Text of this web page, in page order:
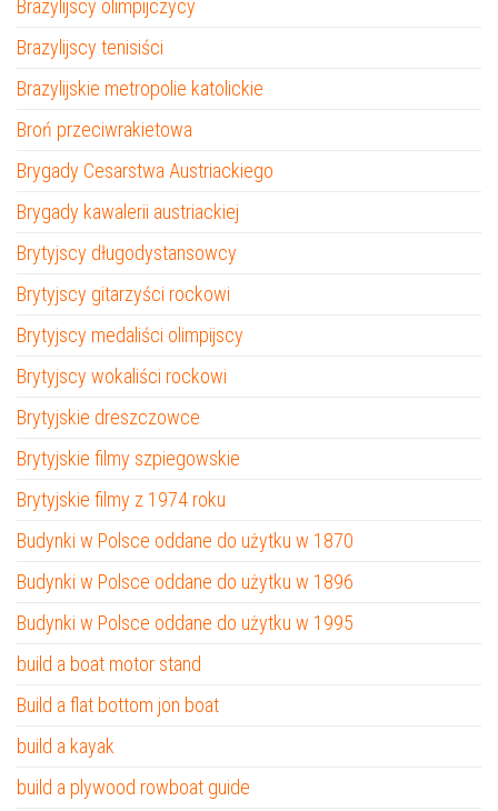
Brazylijscy olimpijczycy
Brazylijscy tenisiści
Brazylijskie metropolie katolickie
Broń przeciwrakietowa
Brygady Cesarstwa Austriackiego
Brygady kawalerii austriackiej
Brytyjscy długodystansowcy
Brytyjscy gitarzyści rockowi
Brytyjscy medaliści olimpijscy
Brytyjscy wokaliści rockowi
Brytyjskie dreszczowce
Brytyjskie filmy szpiegowskie
Brytyjskie filmy z 1974 roku
Budynki w Polsce oddane do użytku w 1870
Budynki w Polsce oddane do użytku w 1896
Budynki w Polsce oddane do użytku w 1995
build a boat motor stand
Build a flat bottom jon boat
build a kayak
build a plywood rowboat guide